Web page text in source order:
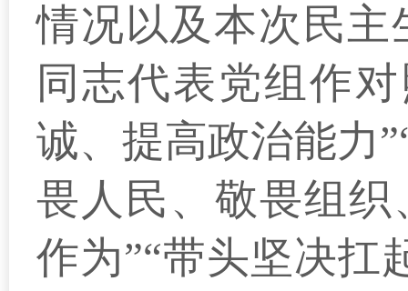
情况以及本次民
同志代表党组作
诚、提高政治能力
畏人民、敬畏组织
作为”“带头坚决扛